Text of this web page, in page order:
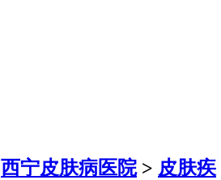
西宁皮肤病医院> 皮肤疾